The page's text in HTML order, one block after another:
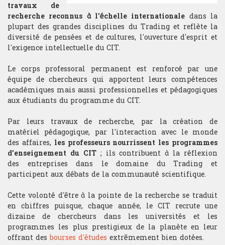
Mathématiques
Mathématiques financières
Psychologie du Trading
TRADING
Gestion portefeuille
Choix sous-jacent
Gestion du risque
Money management
Gestion du stress
l'expérience du trading acquises à
l'issue de cette formation
ouvrent les portes à différentes
carrières dans les métiers de la
finance de marché.
travaux de
recherche reconnus à l'échelle internationale dans la
plupart des grandes disciplines du Trading et reflète la
diversité de pensées et de cultures, l'ouverture d'esprit et
l'exigence intellectuelle du CIT.
Le corps professoral permanent est renforcé par une
équipe de chercheurs qui apportent leurs compétences
académiques mais aussi professionnelles et pédagogiques
aux étudiants du programme du CIT.
Par leurs travaux de recherche, par la création de
matériel pédagogique, par l'interaction avec le monde
des affaires, les professeurs nourrissent les programmes
d'enseignement du CIT ; ils contribuent à la réflexion
des entreprises dans le domaine du Trading et
participent aux débats de la communauté scientifique.
Cette volonté d'être à la pointe de la recherche se traduit
en chiffres puisque, chaque année, le CIT recrute une
dizaine de chercheurs dans les universités et les
programmes les plus prestigieux de la planète en leur
offrant desbourses d'études extrêmement bien dotées.